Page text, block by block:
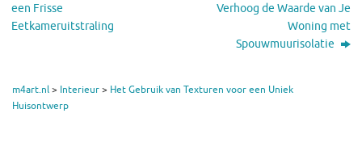
een Frisse
Eetkameruitstraling
Verhoog de Waarde van Je
Woning met
Spouwmuurisolatie
m4art.nl> Interieur> Het Gebruik van Texturen voor een Uniek
Huisontwerp